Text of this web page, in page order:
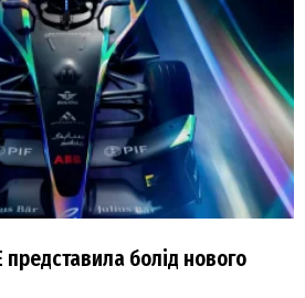
представила болід нового